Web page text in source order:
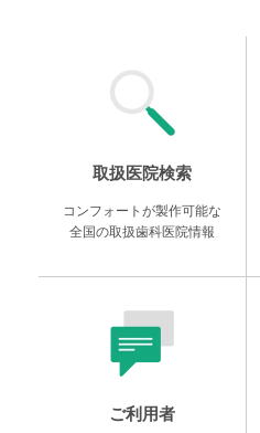
取扱医院検索
コンフォートが製作可能な
全国の取扱歯科医院情報
ご利用者